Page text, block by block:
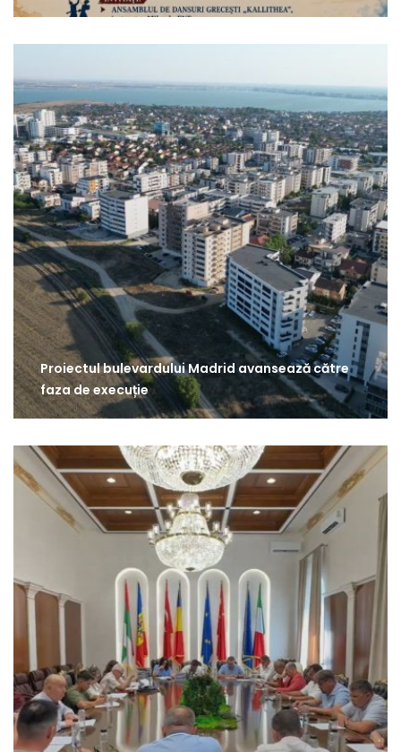
Proiectul bulevardului Madrid avansează către
faza de execuție